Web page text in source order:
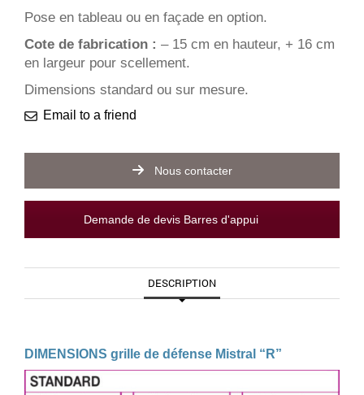
Pose en tableau ou en façade en option.
Cote de fabrication : – 15 cm en hauteur, + 16 cm
en largeur pour scellement.
Dimensions standard ou sur mesure.
Email to a friend
Nous contacter
Demande de devis Barres d'appui
DESCRIPTION
DIMENSIONS grille de défense Mistral “R”